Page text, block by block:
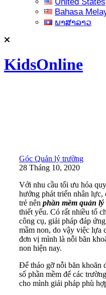
Bahasa
ພາສາລາວ
KidsOnline
Góc Quản lý trường
28 Tháng 10, 2020
Với nhu cầu tối ưu hóa
hướng phát triển nhân
trẻ nên phần mềm quản
thiết yếu. Có rất nhiều tổ
công cụ, giải pháp đáp
mầm non, do vậy việc lựa
đơn vị mình là nỗi băn
non hiện nay.
Để tháo gỡ nỗi băn khoăn
số phần mềm để các
cho mình giải pháp phù